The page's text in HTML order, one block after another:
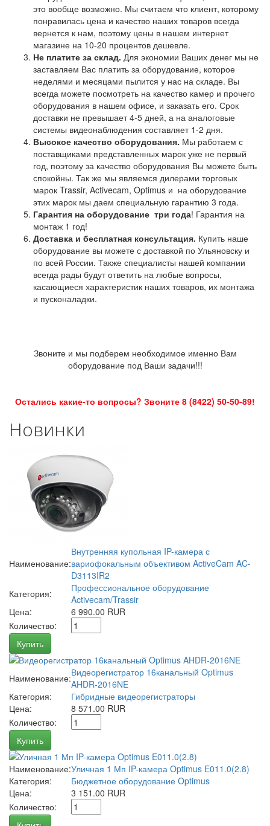
это вообще возможно. Мы считаем что клиент, которому
понравилась цена и качество наших товаров всегда
вернется к нам, поэтому цены в нашем интернет
магазине на 10-20 процентов дешевле.
Не платите за склад. Для экономии Ваших денег мы не
заставляем Вас платить за оборудование, которое
неделями и месяцами пылится у нас на складе. Вы
всегда можете посмотреть на качество камер и прочего
оборудования в нашем офисе, и заказать его. Срок
доставки не превышает 4-5 дней, а на аналоговые
системы видеонаблюдения составляет 1-2 дня.
Высокое качество оборудования. Мы работаем с
поставщиками представленных марок уже не первый
год, поэтому за качество оборудования Вы можете быть
спокойны. Так же мы являемся дилерами торговых
марок Trassir, Activecam, Optimus и на оборудование
этих марок мы даем специальную гарантию 3 года.
Гарантия на оборудование три года! Гарантия на
монтаж 1 год!
Доставка и бесплатная консультация. Купить наше
оборудование вы можете с доставкой по Ульяновску и
по всей России. Также специалисты нашей компании
всегда рады будут ответить на любые вопросы,
касающиеся характеристик наших товаров, их монтажа
и пусконаладки.
Звоните и мы подберем необходимое именно Вам
оборудование под Ваши задачи!!!
Остались какие-то вопросы? Звоните 8 (8422) 50-50-89!
Новинки
Наименование:
Внутренняя купольная IP-камера с
вариофокальным объективом ActiveCam AC-
D3113IR2
Категория:
Профессиональное оборудование
Activecam/Trassir
Цена:
6 990.00 RUR
Количество:
Купить
Наименование:Видеорегистратор 16канальный Optimus
AHDR-2016NE
Категория:
Гибридные видеорегистраторы
Цена:
8 571.00 RUR
Количество:
Купить
Наименование:Уличная 1 Мп IP-камера Optimus E011.0(2.8)
Категория:
Бюджетное оборудование Optimus
Цена:
3 151.00 RUR
Количество: